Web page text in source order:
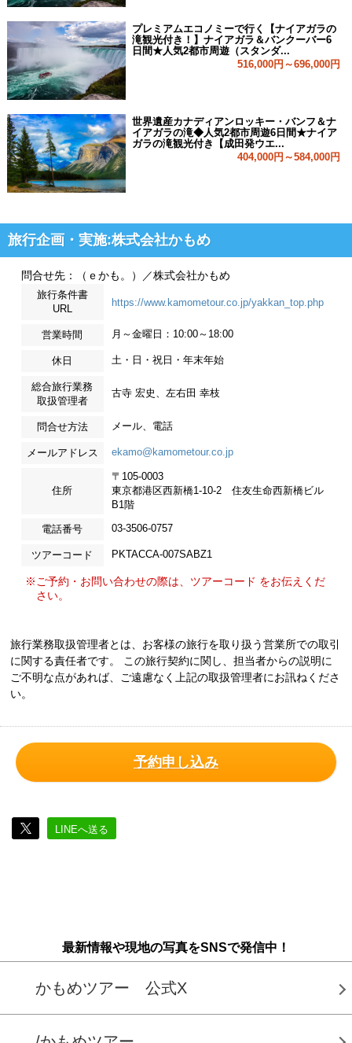
プレミアムエコノミーで行く【ナイアガラの
滝観光付き！】ナイアガラ＆バンクーバー6
日間★人気2都市周遊（スタンダ...
516,000円～696,000円
世界遺産カナディアンロッキー・バンフ＆ナ
イアガラの滝◆人気2都市周遊6日間★ナイア
ガラの滝観光付き【成田発ウエ...
404,000円～584,000円
旅行企画・実施:株式会社かもめ
問合せ先：（ｅかも。）／株式会社かもめ
旅行条件書
URL
https://www.kamometour.co.jp/yakkan_top.php
営業時間 月～金曜日：10:00～18:00
休日 土・日・祝日・年末年始
総合旅行業務
取扱管理者
古寺 宏史、左右田 幸枝
問合せ方法 メール、電話
メールアドレス ekamo@kamometour.co.jp
住所
〒105-0003
東京都港区西新橋1-10-2 住友生命西新橋ビル
B1階
電話番号 03-3506-0757
ツアーコード PKTACCA-007SABZ1
※ご予約・お問い合わせの際は、ツアーコード をお伝えくだ
さい。
旅行業務取扱管理者とは、お客様の旅行を取り扱う営業所での取引
に関する責任者です。 この旅行契約に関し、担当者からの説明に
ご不明な点があれば、ご遠慮なく上記の取扱管理者にお訊ねくださ
い。
予約申し込み
LINEへ送る
最新情報や現地の写真をSNSで発信中！
かもめツアー 公式X